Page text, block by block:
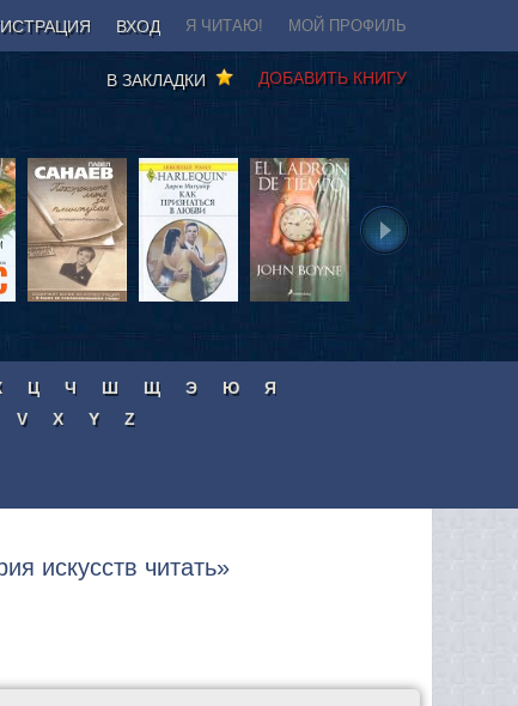
ВХОД Я ЧИТАЮ! МОЙ ПРОФИЛЬ
ДОБАВИТЬ КНИГУ
В ЗАКЛАДКИ
Ц Ч Ш Щ Э Ю
Я
V X Y Z
искусств читать»